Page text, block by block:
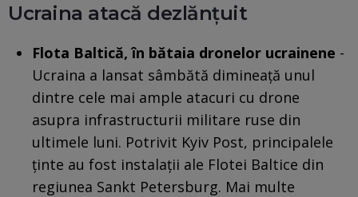
Ucraina atacă dezlănțuit
Flota Baltică, în bătaia dronelor ucrainene -
Ucraina a lansat sâmbătă dimineață unul
dintre cele mai ample atacuri cu drone
asupra infrastructurii militare ruse din
ultimele luni. Potrivit Kyiv Post, principalele
ținte au fost instalații ale Flotei Baltice din
regiunea Sankt Petersburg. Mai multe